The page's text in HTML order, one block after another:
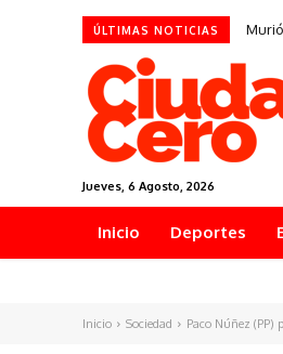
ÚLTIMAS NOTICIAS
Jueves, 6 Agosto, 2026
Inicio Deportes
Inicio Sociedad Paco Núñez (PP)